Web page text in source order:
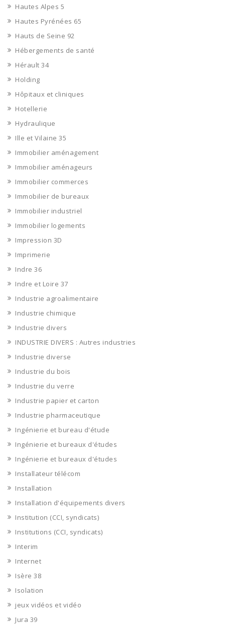
Hautes Alpes 5
Hautes Pyrénées 65
Hauts de Seine 92
Hébergements de santé
Hérault 34
Holding
Hôpitaux et cliniques
Hotellerie
Hydraulique
Ille et Vilaine 35
Immobilier aménagement
Immobilier aménageurs
Immobilier commerces
Immobilier de bureaux
Immobilier industriel
Immobilier logements
Impression 3D
Imprimerie
Indre 36
Indre et Loire 37
Industrie agroalimentaire
Industrie chimique
Industrie divers
INDUSTRIE DIVERS : Autres industries
Industrie diverse
Industrie du bois
Industrie du verre
Industrie papier et carton
Industrie pharmaceutique
Ingénierie et bureau d'étude
Ingénierie et bureaux d'études
Ingénierie et bureaux d'études
Installateur télécom
Installation
Installation d'équipements divers
Institution (CCI, syndicats)
Institutions (CCI, syndicats)
Interim
Internet
Isère 38
Isolation
jeux vidéos et vidéo
Jura 39